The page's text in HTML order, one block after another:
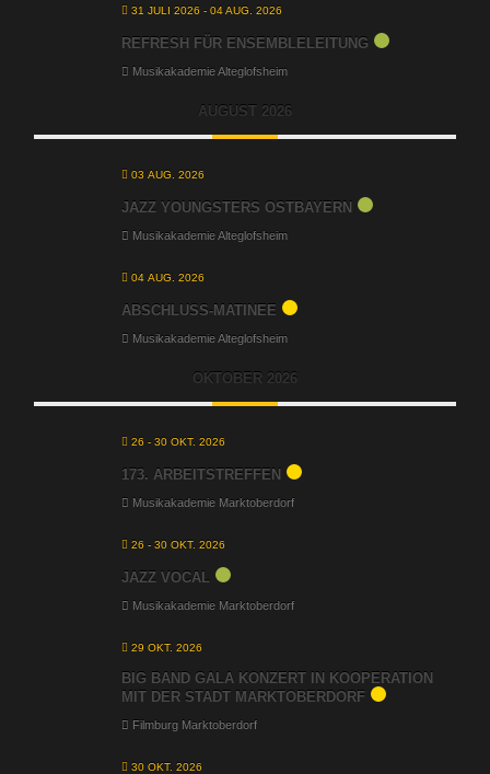
31 JULI 2026 - 04 AUG. 2026
REFRESH FÜR ENSEMBLELEITUNG
Musikakademie Alteglofsheim
AUGUST 2026
03 AUG. 2026
JAZZ YOUNGSTERS OSTBAYERN
Musikakademie Alteglofsheim
04 AUG. 2026
ABSCHLUSS-MATINEE
Musikakademie Alteglofsheim
OKTOBER 2026
26 - 30 OKT. 2026
173. ARBEITSTREFFEN
Musikakademie Marktoberdorf
26 - 30 OKT. 2026
JAZZ VOCAL
Musikakademie Marktoberdorf
29 OKT. 2026
BIG BAND GALA KONZERT IN KOOPERATION
MIT DER STADT MARKTOBERDORF
Filmburg Marktoberdorf
30 OKT. 2026